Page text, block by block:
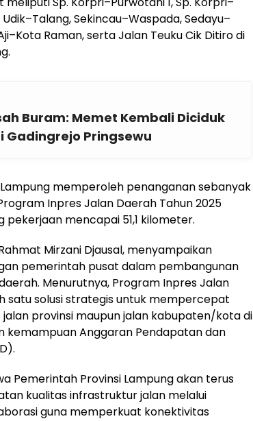
Sekincau–Waspada, Sedayu–
Raman, serta Jalan Teuku Cik Ditiro di
Buram: Memet Kembali Diciduk
Gadingrejo Pringsewu
memperoleh penanganan sebanyak
Inpres Jalan Daerah Tahun 2025
mencapai 51,1 kilometer.
Mirzani Djausal, menyampaikan
pemerintah pusat dalam pembangunan
Menurutnya, Program Inpres Jalan
satu solusi strategis untuk mempercepat
provinsi maupun jalan kabupaten/kota di
kemampuan Anggaran Pendapatan dan
Pemerintah Provinsi Lampung akan terus
kualitas infrastruktur jalan melalui
guna memperkuat konektivitas